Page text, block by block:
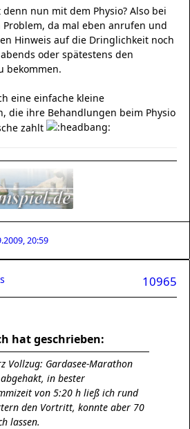
denn nun mit dem Physio? Also bei
Problem, da mal eben anrufen und
Hinweis auf die Dringlichkeit noch
oder spätestens den
bekommen.
eine einfache kleine
die ihre Behandlungen beim Physio
zahlt
20:59
10965
hat geschrieben:
Vollzug: Gardasee-Marathon
in bester
von 5:20 h ließ ich rund
den Vortritt, konnte aber 70
lassen.